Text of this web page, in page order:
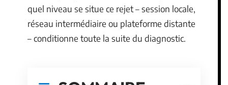
quel niveau se situe ce rejet – session locale,
réseau intermédiaire ou plateforme distante
– conditionne toute la suite du diagnostic.